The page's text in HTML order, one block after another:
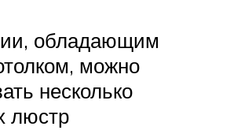
обладающим
можно
несколько
люстр